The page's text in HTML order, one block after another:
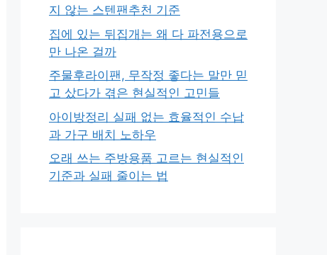
지 않는 스텐팬추천 기준
집에 있는 뒤집개는 왜 다 파전용으로
만 나온 걸까
주물후라이팬, 무작정 좋다는 말만 믿
고 샀다가 겪은 현실적인 고민들
아이방정리 실패 없는 효율적인 수납
과 가구 배치 노하우
오래 쓰는 주방용품 고르는 현실적인
기준과 실패 줄이는 법